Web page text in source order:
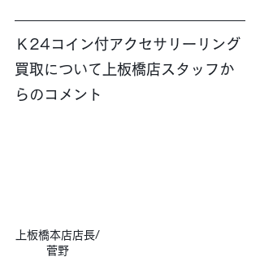
Ｋ24コイン付アクセサリーリング
買取について上板橋店スタッフか
らのコメント
上板橋本店店長/
菅野